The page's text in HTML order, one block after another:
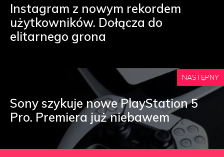
Instagram z nowym rekordem
użytkowników. Dołącza do
elitarnego grona
NASTĘPNY
Sony szykuje nowe PlayStation 5
Pro. Premiera już niebawem